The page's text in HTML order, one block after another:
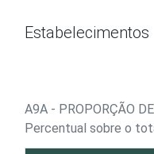
Estabelecimentos
A9A - PROPORÇÃO
Percentual sobre o